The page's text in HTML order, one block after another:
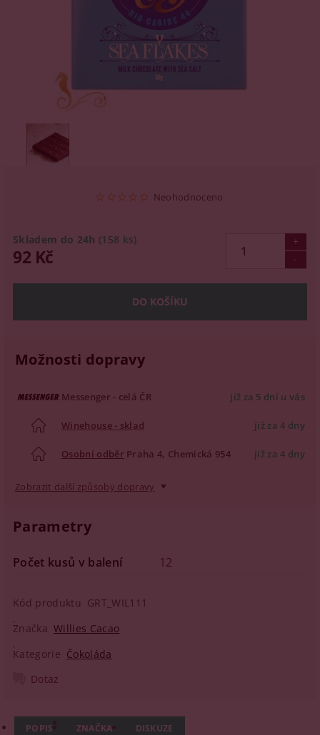
Neohodnoceno
Skladem do 24h (158 ks)
92 Kč
Možnosti dopravy
Messenger - celá ČR již za 5 dní u vás
Winehouse - sklad již za 4 dny
Osobní odběr Praha 4, Chemická 954 již za 4 dny
Zobrazit další způsoby dopravy
Parametry
Počet kusů v balení 12
Kód produktu GRT_WIL111
Značka Willies Cacao
Kategorie Čokoláda
Dotaz
POPIS ZNAČKA DISKUZE